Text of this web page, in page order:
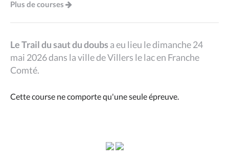
Plus de courses
Le Trail du saut du doubs a eu lieu le dimanche 24
mai 2026 dans la ville de Villers le lac en Franche
Comté.
Cette course ne comporte qu'une seule épreuve.